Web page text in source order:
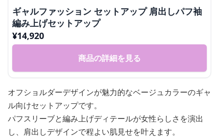
ギャルファッション セットアップ 肩出しパフ袖
編み上げセットアップ
¥14,920
商品の詳細を見る
オフショルダーデザインが魅力的なベージュカラーのギャ
ル向けセットアップです。
パフスリーブと編み上げディテールが女性らしさを演出
し、肩出しデザインで程よい肌見せを叶えます。